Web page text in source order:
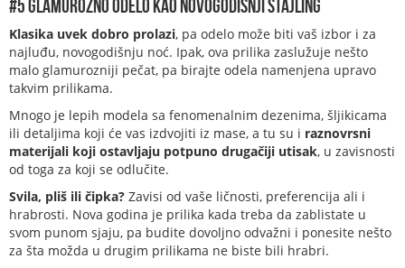
#5 Glamurozno odelo kao novogodišnji stajling
Klasika uvek dobro prolazi, pa odelo može biti vaš izbor i za
najluđu, novogodišnju noć. Ipak, ova prilika zaslužuje nešto
malo glamurozniji pečat, pa birajte odela namenjena upravo
takvim prilikama.
Mnogo je lepih modela sa fenomenalnim dezenima, šljikicama
ili detaljima koji će vas izdvojiti iz mase, a tu su i raznovrsni
materijali koji ostavljaju potpuno drugačiji utisak, u zavisnosti
od toga za koji se odlučite.
Svila, pliš ili čipka? Zavisi od vaše ličnosti, preferencija ali i
hrabrosti. Nova godina je prilika kada treba da zablistate u
svom punom sjaju, pa budite dovoljno odvažni i ponesite nešto
za šta možda u drugim prilikama ne biste bili hrabri.